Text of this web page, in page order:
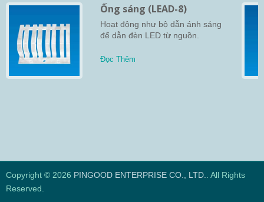
Ống sáng (LEAD-8)
Hoạt động như bộ dẫn ánh sáng
để dẫn đèn LED từ nguồn.
Đọc Thêm
Copyright © 2026 PINGOOD ENTERPRISE CO., LTD.. All Rights
Reserved.